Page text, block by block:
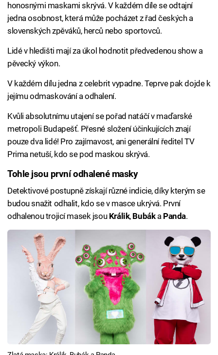
honosnými maskami skrývá. V každém díle se odtajní
jedna osobnost, která může pocházet z řad českých a
slovenských zpěváků, herců nebo sportovců.
Lidé v hledišti mají za úkol hodnotit předvedenou show a
pěvecký výkon.
V každém dílu jedna z celebrit vypadne. Teprve pak dojde k
jejímu odmaskování a odhalení.
Kvůli absolutnímu utajení se pořad natáčí v maďarské
metropoli Budapešť. Přesné složení účinkujících znají
pouze dva lidé! Pro zajímavost, ani generální ředitel TV
Prima netuší, kdo se pod maskou skrývá.
Tohle jsou první odhalené masky
Detektivové postupně získají různé indicie, díky kterým se
budou snažit odhalit, kdo se v masce ukrývá. První
odhalenou trojicí masek jsou Králik, Bubáka Panda.